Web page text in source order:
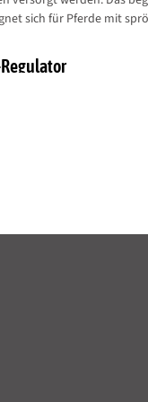
sich für Pferde mit
je kg
Kupfer als